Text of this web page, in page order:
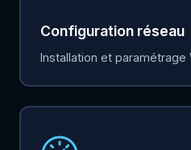
Configuration réseau
Installation et paramétrage